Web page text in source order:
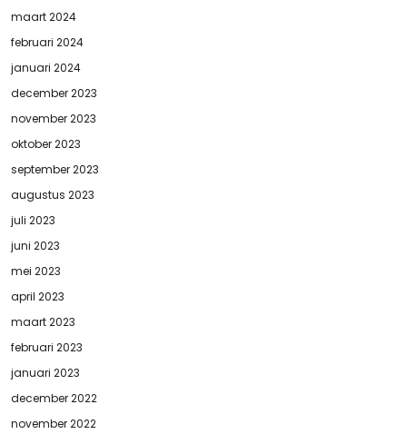
maart 2024
februari 2024
januari 2024
december 2023
november 2023
oktober 2023
september 2023
augustus 2023
juli 2023
juni 2023
mei 2023
april 2023
maart 2023
februari 2023
januari 2023
december 2022
november 2022